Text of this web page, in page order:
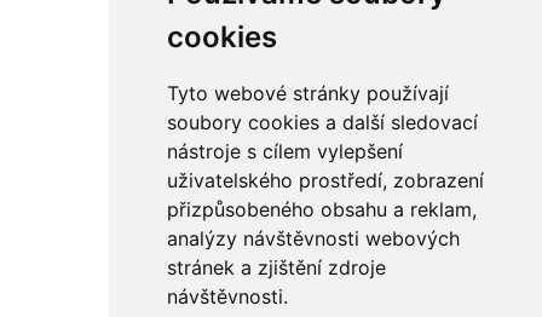
cookies
Tyto webové stránky používají
soubory cookies a další sledovací
nástroje s cílem vylepšení
uživatelského prostředí, zobrazení
přizpůsobeného obsahu a reklam,
analýzy návštěvnosti webových
stránek a zjištění zdroje
návštěvnosti.
řetězy
ostatní části
sekundární
sání
sedla
spojovací materiál
matice
podložky
pojistné kroužky
šrouby
výbava
výfuky a kolena